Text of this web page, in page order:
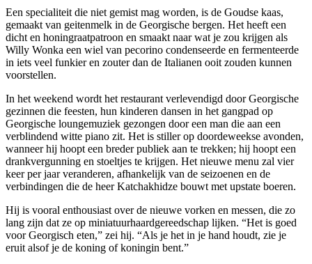
Een specialiteit die niet gemist mag worden, is de Goudse kaas,
gemaakt van geitenmelk in de Georgische bergen. Het heeft een
dicht en honingraatpatroon en smaakt naar wat je zou krijgen als
Willy Wonka een wiel van pecorino condenseerde en fermenteerde
in iets veel funkier en zouter dan de Italianen ooit zouden kunnen
voorstellen.
In het weekend wordt het restaurant verlevendigd door Georgische
gezinnen die feesten, hun kinderen dansen in het gangpad op
Georgische loungemuziek gezongen door een man die aan een
verblindend witte piano zit. Het is stiller op doordeweekse avonden,
wanneer hij hoopt een breder publiek aan te trekken; hij hoopt een
drankvergunning en stoeltjes te krijgen. Het nieuwe menu zal vier
keer per jaar veranderen, afhankelijk van de seizoenen en de
verbindingen die de heer Katchakhidze bouwt met upstate boeren.
Hij is vooral enthousiast over de nieuwe vorken en messen, die zo
lang zijn dat ze op miniatuurhaardgereedschap lijken. “Het is goed
voor Georgisch eten,” zei hij. “Als je het in je hand houdt, zie je
eruit alsof je de koning of koningin bent.”